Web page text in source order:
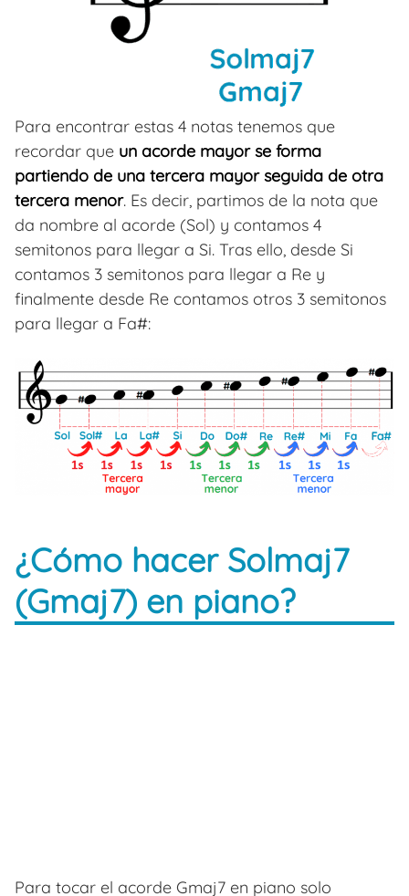
Para encontrar estas 4 notas tenemos que
recordar que un acorde mayor se forma
partiendo de una tercera mayor seguida de otra
tercera menor. Es decir, partimos de la nota que
da nombre al acorde (Sol) y contamos 4
semitonos para llegar a Si. Tras ello, desde Si
contamos 3 semitonos para llegar a Re y
finalmente desde Re contamos otros 3 semitonos
para llegar a Fa#:
¿Cómo hacer Solmaj7
(Gmaj7) en piano?
Para tocar el acorde Gmaj7 en piano solo